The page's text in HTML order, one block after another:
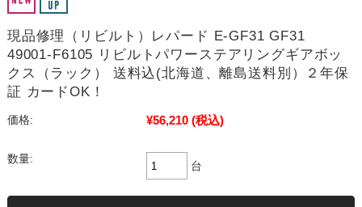
現品修理（リビルト）レパード E-GF31 GF31
49001-F6105 リビルトパワーステアリングギアボッ
クス（ラック） 送料込(北海道、離島送料別）２年保
証 カードOK！
価格: ¥56,210 (税込)
数量:
台